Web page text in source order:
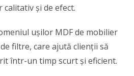
calitativ și de efect.
ușilor MDF de mobilier
filtre, care ajută clienții să
într-un timp scurt și eficient.